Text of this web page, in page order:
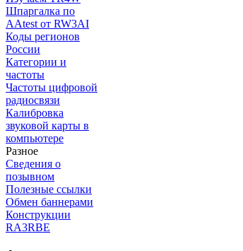
Шпаргалка по
AAtest от RW3AI
Коды регионов
России
Категории и
частоты
Частоты цифровой
радиосвязи
Калибровка
звуковой карты в
компьютере
Разное
Сведения о
позывном
Полезные ссылки
Обмен баннерами
Конструкции
RA3RBE